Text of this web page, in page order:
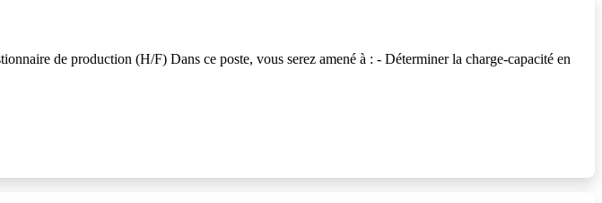
de production (H/F) Dans ce poste, vous serez amené à : - Déterminer la charge-capacité en